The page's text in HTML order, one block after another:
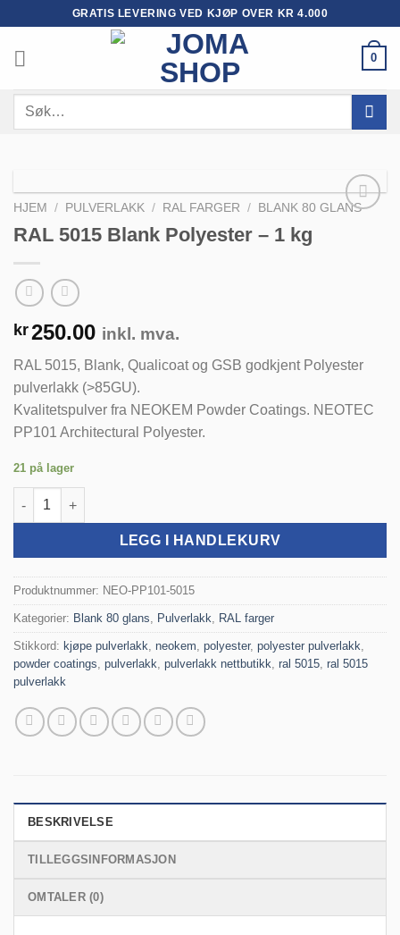
content
GRATIS LEVERING VED KJØP OVER KR 4.000
0
Søk
HJEM / PULVERLAKK / RAL FARGER / BLANK 80 GLANS
RAL 5015 Blank Polyester – 1 kg
kr250.00 inkl. mva.
RAL 5015, Blank, Qualicoat og GSB godkjent Polyester
pulverlakk (>85GU).
Kvalitetspulver fra NEOKEM Powder Coatings. NEOTEC
PP101 Architectural Polyester.
21 på lager
RAL 5015 Blank Polyester - 1 kg antall
LEGG I HANDLEKURV
Produktnummer: NEO-PP101-5015
Kategorier: Blank 80 glans, Pulverlakk, RAL farger
Stikkord: kjøpe pulverlakk, neokem, polyester, polyester pulverlakk,
powder coatings, pulverlakk, pulverlakk nettbutikk, ral 5015, ral 5015
pulverlakk
BESKRIVELSE
TILLEGGSINFORMASJON
OMTALER (0)